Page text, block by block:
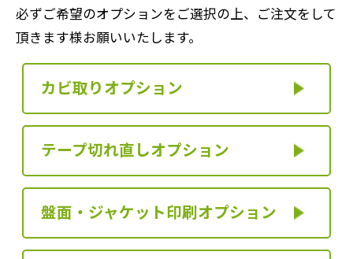
必ずご希望のオプションをご選択の上、ご注文をして
頂きます様お願いいたします。
カビ取り オプション
テープ切れ直しオプション
盤面・ジャケット印刷 オプション